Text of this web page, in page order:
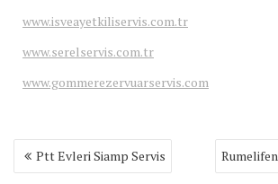
www.isveayetkiliservis.com.tr
www.serelservis.com.tr
www.gommerezervuarservis.com
Yazı
gezinmesi
Ptt Evleri Siamp Servis